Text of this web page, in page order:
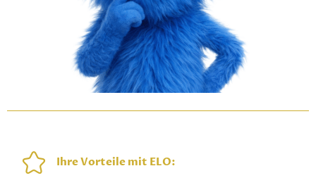
Ihre Vorteile mit ELO: